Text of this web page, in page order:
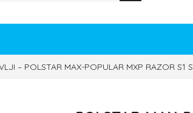
– POLSTAR MAX-POPULAR MXP RAZOR S1